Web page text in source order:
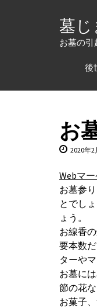
墓じ
お墓の引
後
お
2020年2
Webマ
お墓参
とでし
ょう。
お線香
要本数
ターや
お墓に
節の花
お菓子